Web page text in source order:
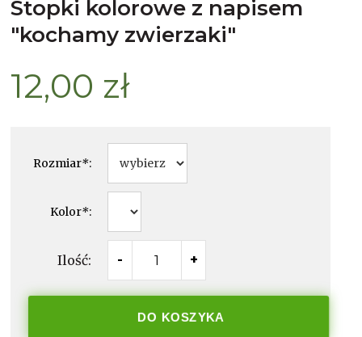
stopki kolorowe z napisem
"kochamy zwierzaki"
12,00 zł
Rozmiar*:
Kolor*:
Ilość: - +
DO KOSZYKA